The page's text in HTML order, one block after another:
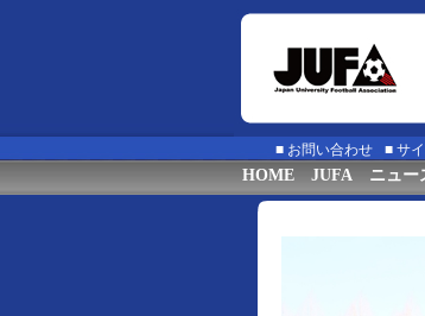
■ お問い合わせ ■ サ
HOME JUFA ニュー